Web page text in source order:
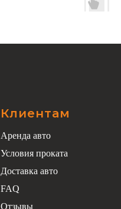
Клиентам
Аренда авто
Условия проката
Доставка авто
FAQ
Отзывы